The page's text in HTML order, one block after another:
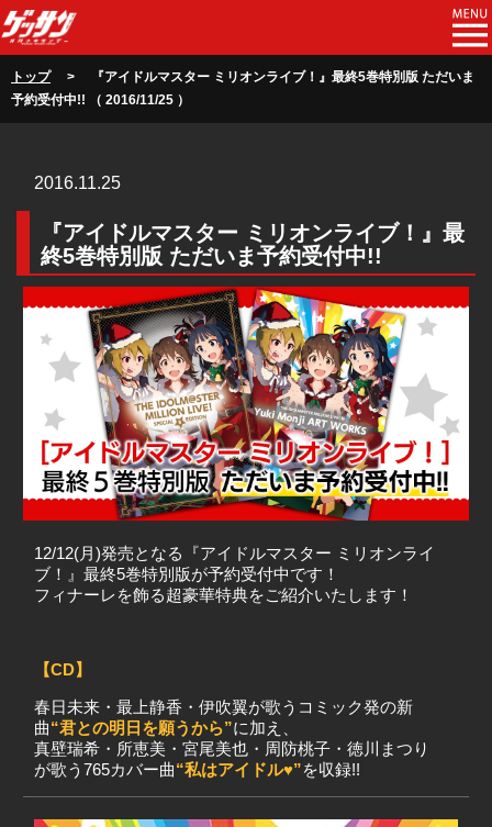
トップ> 『アイドルマスター ミリオンライブ！』最終5巻特別版 ただいま
予約受付中!! （ 2016/11/25 ）
2016.11.25
『アイドルマスター ミリオンライブ！』最
終5巻特別版 ただいま予約受付中!!
12/12(月)発売となる『アイドルマスター ミリオンライ
ブ！』最終5巻特別版が予約受付中です！
フィナーレを飾る超豪華特典をご紹介いたします！
【CD】
春日未来・最上静香・伊吹翼が歌うコミック発の新
曲“君との明日を願うから”に加え、
真壁瑞希・所恵美・宮尾美也・周防桃子・徳川まつり
が歌う765カバー曲“私はアイドル♥”を収録!!